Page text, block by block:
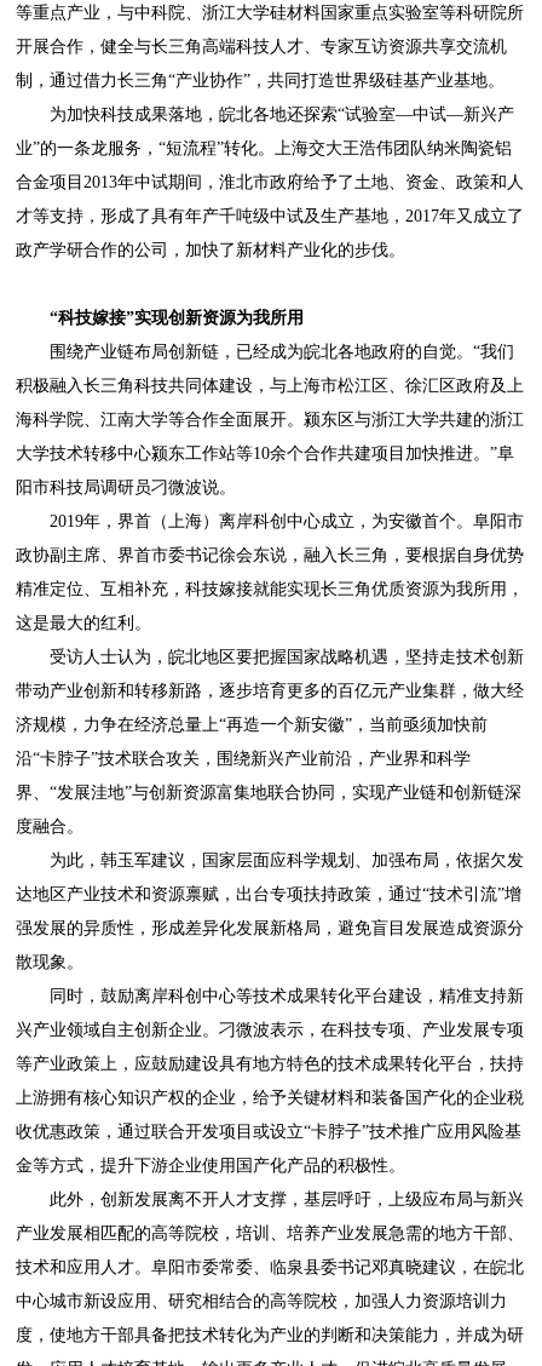
等重点产业，与中科院、浙江大学硅材料国家重点实验室等科研院所
开展合作，健全与长三角高端科技人才、专家互访资源共享交流机
制，通过借力长三角“产业协作”，共同打造世界级硅基产业基地。
为加快科技成果落地，皖北各地还探索“试验室—中试—新兴产
业”的一条龙服务，“短流程”转化。上海交大王浩伟团队纳米陶瓷铝
合金项目2013年中试期间，淮北市政府给予了土地、资金、政策和人
才等支持，形成了具有年产千吨级中试及生产基地，2017年又成立了
政产学研合作的公司，加快了新材料产业化的步伐。
“科技嫁接”实现创新资源为我所用
围绕产业链布局创新链，已经成为皖北各地政府的自觉。“我们
积极融入长三角科技共同体建设，与上海市松江区、徐汇区政府及上
海科学院、江南大学等合作全面展开。颍东区与浙江大学共建的浙江
大学技术转移中心颍东工作站等10余个合作共建项目加快推进。”阜
阳市科技局调研员刁微波说。
2019年，界首（上海）离岸科创中心成立，为安徽首个。阜阳市
政协副主席、界首市委书记徐会东说，融入长三角，要根据自身优势
精准定位、互相补充，科技嫁接就能实现长三角优质资源为我所用，
这是最大的红利。
受访人士认为，皖北地区要把握国家战略机遇，坚持走技术创新
带动产业创新和转移新路，逐步培育更多的百亿元产业集群，做大经
济规模，力争在经济总量上“再造一个新安徽”，当前亟须加快前
沿“卡脖子”技术联合攻关，围绕新兴产业前沿，产业界和科学
界、“发展洼地”与创新资源富集地联合协同，实现产业链和创新链深
度融合。
为此，韩玉军建议，国家层面应科学规划、加强布局，依据欠发
达地区产业技术和资源禀赋，出台专项扶持政策，通过“技术引流”增
强发展的异质性，形成差异化发展新格局，避免盲目发展造成资源分
散现象。
同时，鼓励离岸科创中心等技术成果转化平台建设，精准支持新
兴产业领域自主创新企业。刁微波表示，在科技专项、产业发展专项
等产业政策上，应鼓励建设具有地方特色的技术成果转化平台，扶持
上游拥有核心知识产权的企业，给予关键材料和装备国产化的企业税
收优惠政策，通过联合开发项目或设立“卡脖子”技术推广应用风险基
金等方式，提升下游企业使用国产化产品的积极性。
此外，创新发展离不开人才支撑，基层呼吁，上级应布局与新兴
产业发展相匹配的高等院校，培训、培养产业发展急需的地方干部、
技术和应用人才。阜阳市委常委、临泉县委书记邓真晓建议，在皖北
中心城市新设应用、研究相结合的高等院校，加强人力资源培训力
度，使地方干部具备把技术转化为产业的判断和决策能力，并成为研